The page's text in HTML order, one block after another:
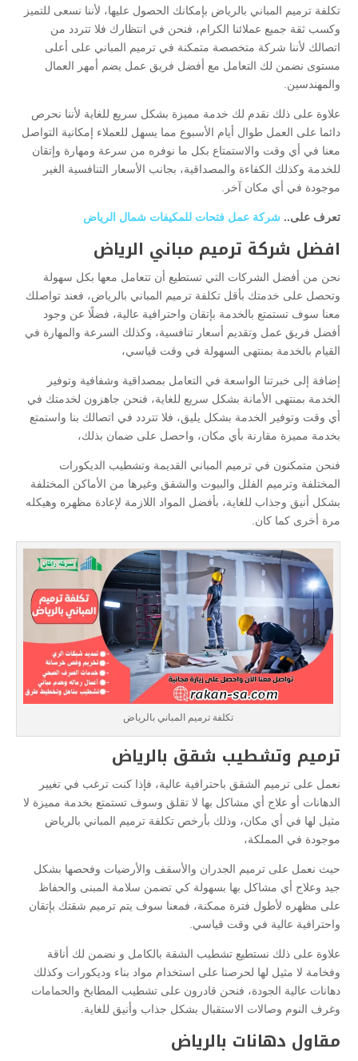
تكلفة ترميم المباني بالرياض بإمكانك الحصول عليها، لأننا نسعى للتميز
وكسب ثقة جميع عملائنا الكرام، فنحن في انتظارك فلا تتردد من
اتصالك لأننا شركة متخصصة متمكنة في ترميم المباني على أعلى
مستوى نضمن لك التعامل مع أفضل فريق عمل يضم أمهر العمال
والمهندسين.
علاوة على ذلك نقدم لك خدمة مميزة بشكل سريع للغاية لأننا نحرص
دائما على العمل طوال أيام الأسبوع مما يسهل للعملاء إمكانية التواصل
معنا في أي وقت والاستمتاع بكل ما نوفره من سرعة ومهارة وإتقان
للخدمة وكذلك الكفاءة والمصداقية، بجانب الأسعار التنافسية الغير
موجودة في أي مكان آخر.
تعرف على.. شركة عمل فتحات للمكيفات شمال الرياض
افضل شركة ترميم مباني الرياض
نحن من أفضل الشركات التي تستطيع أن تتعامل معها بكل سهولة
وتحصل على خدمتك بأقل تكلفة ترميم المباني بالرياض، فعند تواصلك
معنا سوف تستمتع بالخدمة بإتقان واحترافية عالية، فضلًا عن وجود
أفضل فريق عمل وتقديم أسعار تنافسية، وكذلك السرعة والمهارة في
القيام بالخدمة بمنتهى السهولة في وقت قياسي،
إضافة إلى خبرتنا الواسعة في التعامل بمصداقية وشفافية وتوفير
الخدمة بمنتهى الأمانة بشكل سريع للغاية، فنحن جاهزون لخدمتك في
أي وقت وتوفير الخدمة بشكل يليق، فلا تتردد في اتصالك بنا واستمتع
بخدمة مميزة مقارنة بأي مكان، واحصل على ضمان بذلك،
فنحن متمكنون في ترميم المباني القديمة وتشطيب الديكورات
المختلفة وترميم الفلل والبيوت والشقق وغيرها من الأماكن المختلفة
بشكل أنيق وجذاب للغاية، بأفضل المواد اللازمة لإعادة مظهره وهيكله
مرة أخرى كما كان.
تكلفة ترميم المباني بالرياض
ترميم وتشطيب شقق بالرياض
نعمل على ترميم الشقق باحترافية عالية، فإذا كنت ترغب في تغيير
الدهانات أو علاج أي مشاكل بها لا تقلق وسوف تستمتع بخدمة مميزة لا
مثيل لها في أي مكان، وذلك بأرخص تكلفة ترميم المباني بالرياض
موجودة في المملكة،
حيث نعمل على ترميم الجدران والأسقف والأرضيات وفحصها بشكل
جيد وعلاج أي مشاكل بها بسهولة كي تضمن سلامة المبنى والحفاظ
على مظهره لأطول فترة ممكنة، فمعنا سوف يتم ترميم شقتك بإتقان
واحترافية عالية في وقت قياسي.
علاوة على ذلك نستطيع تشطيب الشقة بالكامل و نضمن لك أناقة
وفخامة لا مثيل لها لحرصنا على استخدام مواد بناء وديكورات وكذلك
دهانات عالية الجودة، فنحن قادرون على تشطيب المطابخ والحمامات
وغرف النوم وصالات الاستقبال بشكل جذاب وأنيق للغاية.
مقاول دهانات بالرياض